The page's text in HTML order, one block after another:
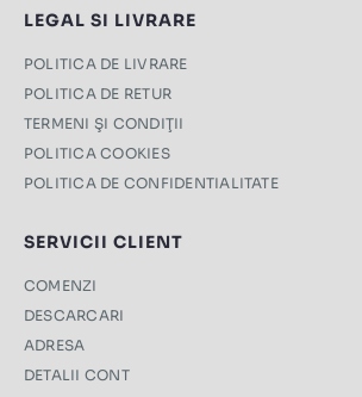
LEGAL SI LIVRARE
POLITICA DE LIVRARE
POLITICA DE RETUR
TERMENI ŞI CONDIŢII
POLITICA COOKIES
POLITICA DE CONFIDENTIALITATE
SERVICII CLIENT
COMENZI
DESCARCARI
ADRESA
DETALII CONT